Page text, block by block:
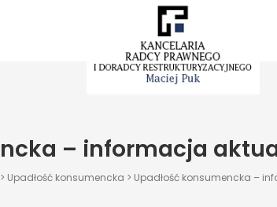
– informacja
> Upadłość konsumencka > Upadłość konsumencka –